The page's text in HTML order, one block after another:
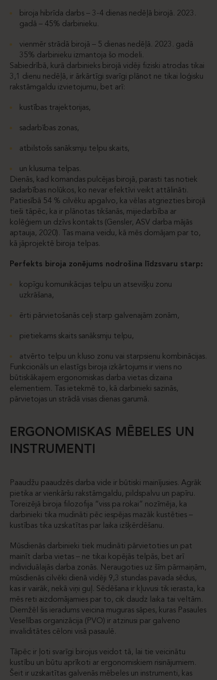
biroja hibrīda darbs – 3-4 dienas nedēļā birojā. 2023.
gadā – 45% darbinieku.
vienmēr strādā birojā – 5 dienas nedēļā. 2023. gadā
35% darbinieku izmantoja šo modeli.
Sabiedrībā, kurā darbinieks birojā vidēji fiziski atrodas tikai
3,1 dienu nedēļā, ir ārkārtīgi svarīgi plānot ne tikai loģisku
rakstāmgaldu izvietojumu, bet arī:
kustības trajektorijas,
sadarbības zonas,
atbilstošs sanāksmju telpu skaits,
un klusuma telpas.
Dienās, kad komandas pulcējas birojā, parasti tas notiek
sadarbības nolūkos, ko nevar efektīvi veikt attālināti.
Patiesībā 54 % cilvēku apgalvo, ka vēlas atgriezties birojā
tieši tāpēc, ka ir plānotas tikšanās, mijiedarbība ar
kolēģiem un dzīvs kontakts (Gensler, ASV darba mājās
aptauja, 2020). Tas maina veidu, kā mēs domājam par to,
kā jāprojektē biroja telpas.
Perfekts biroja zonējums nodrošina līdzsvaru starp:
kopīgu komunikācijas telpu un atsevišķu zonu
uzkrāšana,
ērti pārvietošanās ceļi starp galvenajām zonām,
pietiekams skaits sanāksmju telpu,
atvērto telpu un kluso zonu vai starpsienu kombinācijas.
Funkcionāls un elastīgs biroja izkārtojums ir viens no
būtiskākajiem ergonomiskas darba vietas dizaina
elementiem. Tas ietekmē to, kā darbinieki sazinās,
pārvietojas un strādā visas dienas garumā.
ERGONOMISKAS MĒBELES UN
INSTRUMENTI
Paaudžu paaudzēs darba vide ir būtiski mainījusies. Agrāk
pietika ar vienkāršu rakstāmgaldu, pildspalvu un papīru.
Toreizējā biroja filozofija “viss pa rokai” nozīmēja, ka
darbinieki tika mudināti pēc iespējas mazāk kustēties –
kustības tika uzskatītas par laika izšķērdēšanu.
Mūsdienās darbinieki tiek mudināti pārvietoties un pat
mainīt darba vietas – ne tikai kopējās telpās, bet arī
individuālajās darba zonās. Neraugoties uz šīm pārmaiņām,
mūsdienās cilvēki dienā vidēji 9,3 stundas pavada sēdus,
kas ir vairāk, nekā viņi guļ. Sēdēšana ir kļuvusi tik ierasta, ka
mēs reti aizdomājamies par to, cik daudz laika tai veltām.
Diemžēl šis ieradums veicina muguras sāpes, kuras Pasaules
Veselības organizācija (PVO) ir atzinusi par galveno
invaliditātes cēloni visā pasaulē.
Tāpēc ir ļoti svarīgi birojus veidot tā, lai tie veicinātu
kustību un būtu aprīkoti ar ergonomiskiem risinājumiem.
Šeit ir uzskaitītas galvenās mēbeles un instrumenti, kas